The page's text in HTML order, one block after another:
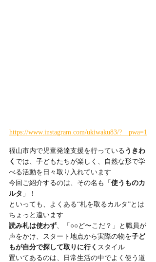
https://www.instagram.com/ukiwaku83/?__pwa=1
福山市内で児童発達支援を行っている うきわ
く では、子どもたちが楽しく、自然な形で学
べる活動を日々取り入れています
今回ご紹介するのは、その名も「 使うものカ
ルタ 」！
といっても、よくある“札を取るカルタ”とは
ちょっと違います
読み札は使わず、「○○ど〜こだ？」と職員が
声をかけ、スタート地点から実際の物を子ど
もが自分で探して取りに行く スタイル
置いてあるのは、日常生活の中でよく使う道